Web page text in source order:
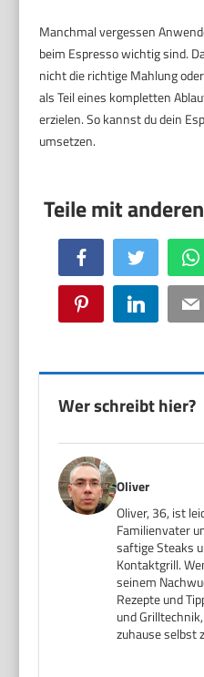
Manchmal vergessen
beim Espresso wichtig sind.
nicht die richtige Mahlung
als Teil eines kompletten
erzielen. So kannst du dein
umsetzen.
Facebook Twitter
Pinterest LinkedIn
Wer schreibt hier?
Oliver
Oliver, 36, ist
Familienvater
saftige Steaks
Kontaktgrill.
seinem
Rezepte und
und
zuhause selbst